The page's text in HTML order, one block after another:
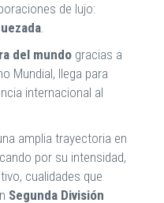
de lujo:
.
del mundo gracias a
Mundial, llega para
internacional al
amplia trayectoria en
por su intensidad,
cualidades que
Segunda División